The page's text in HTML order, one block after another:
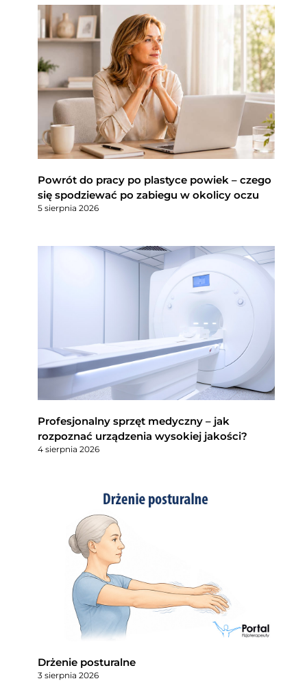
Powrót do pracy po plastyce powiek – czego
się spodziewać po zabiegu w okolicy oczu
5 sierpnia 2026
Profesjonalny sprzęt medyczny – jak
rozpoznać urządzenia wysokiej jakości?
4 sierpnia 2026
Drżenie posturalne
3 sierpnia 2026